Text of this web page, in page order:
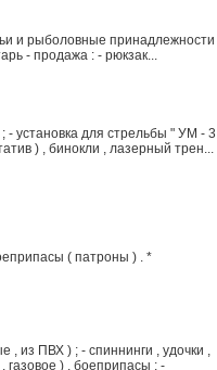
и рыболовные принадлежности
- продажа : - рюкзак...
для стрельбы " УМ - 3
) , бинокли , лазерный трен...
( патроны ) . *
ПВХ ) ; - спиннинги , удочки ,
газовое ) , боеприпасы ; -